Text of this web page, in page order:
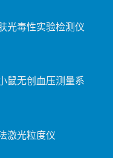
光毒性实验检测仪
鼠无创血压测量系
激光粒度仪